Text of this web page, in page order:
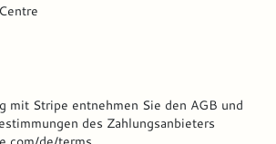
mit Stripe entnehmen Sie den AGB und
des Zahlungsanbieters